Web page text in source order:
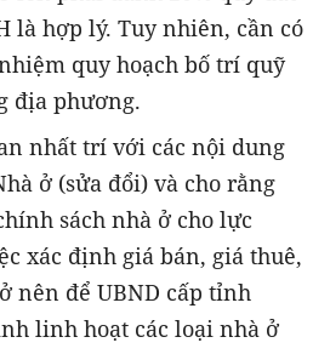
là hợp lý. Tuy nhiên, cần có
quy hoạch bố trí quỹ
địa phương.
nhất trí với các nội dung
ở (sửa đổi) và cho rằng
sách nhà ở cho lực
xác định giá bán, giá thuê,
nên để UBND cấp tỉnh
linh hoạt các loại nhà ở